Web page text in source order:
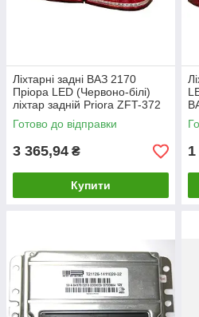
Ліхтарні задні ВАЗ 2170
Пріора LED (Червоно-білі)
ліхтар задній Priora ZFT-372
(2шт лівий і правий)
Готово до відправки
3 365,94 ₴
Купити